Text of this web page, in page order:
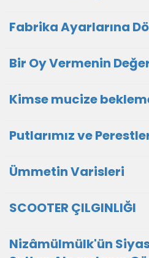
Fabrika Ayarlarına
Bir Oy Vermenin
Kimse mucize
Putlarımız ve
Ümmetin Varisleri
SCOOTER ÇILGINLIĞI
Nizâmülmülk'ün